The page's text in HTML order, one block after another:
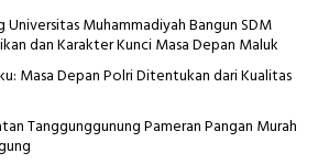
Muhammadiyah Bangun SDM
dan Karakter Kunci Masa Depan Maluk
Masa Depan Polri Ditentukan dari Kualitas
Tanggunggunung Pameran Pangan Murah